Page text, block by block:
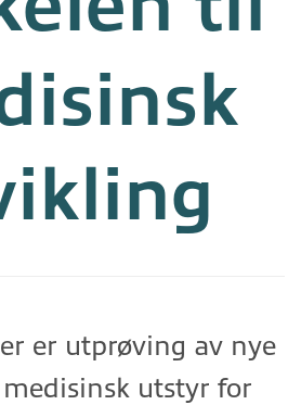
er utprøving av nye
utstyr for